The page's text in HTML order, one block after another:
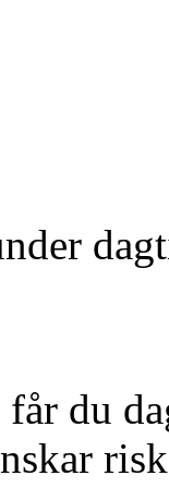
du